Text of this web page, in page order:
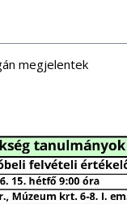
megjelentek